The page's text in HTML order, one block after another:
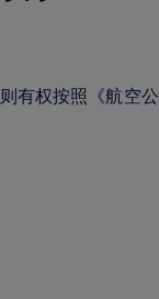
有权按照《航空公